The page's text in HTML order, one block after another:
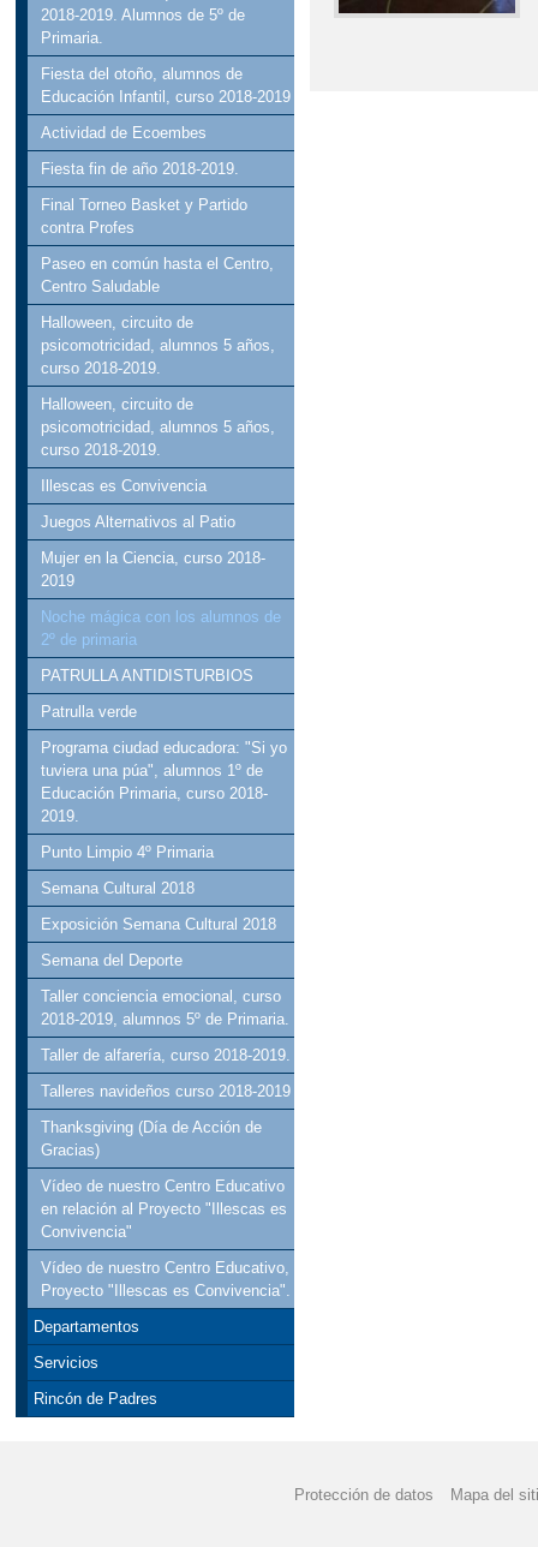
2018-2019. Alumnos de 5º de
Primaria.
Fiesta del otoño, alumnos de
Educación Infantil, curso 2018-2019
Actividad de Ecoembes
Fiesta fin de año 2018-2019.
Final Torneo Basket y Partido
contra Profes
Paseo en común hasta el Centro,
Centro Saludable
Halloween, circuito de
psicomotricidad, alumnos 5 años,
curso 2018-2019.
Halloween, circuito de
psicomotricidad, alumnos 5 años,
curso 2018-2019.
Illescas es Convivencia
Juegos Alternativos al Patio
Mujer en la Ciencia, curso 2018-
2019
Noche mágica con los alumnos de
2º de primaria
PATRULLA ANTIDISTURBIOS
Patrulla verde
Programa ciudad educadora: "Si yo
tuviera una púa", alumnos 1º de
Educación Primaria, curso 2018-
2019.
Punto Limpio 4º Primaria
Semana Cultural 2018
Exposición Semana Cultural 2018
Semana del Deporte
Taller conciencia emocional, curso
2018-2019, alumnos 5º de Primaria.
Taller de alfarería, curso 2018-2019.
Talleres navideños curso 2018-2019
Thanksgiving (Día de Acción de
Gracias)
Vídeo de nuestro Centro Educativo
en relación al Proyecto "Illescas es
Convivencia"
Vídeo de nuestro Centro Educativo,
Proyecto "Illescas es Convivencia".
Departamentos
Servicios
Rincón de Padres
Protección de datos Mapa del